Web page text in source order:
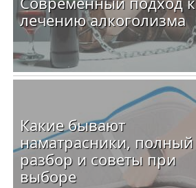
лечению алкоголизма
Какие бывают
наматрасники, полный
разбор и советы при
выборе